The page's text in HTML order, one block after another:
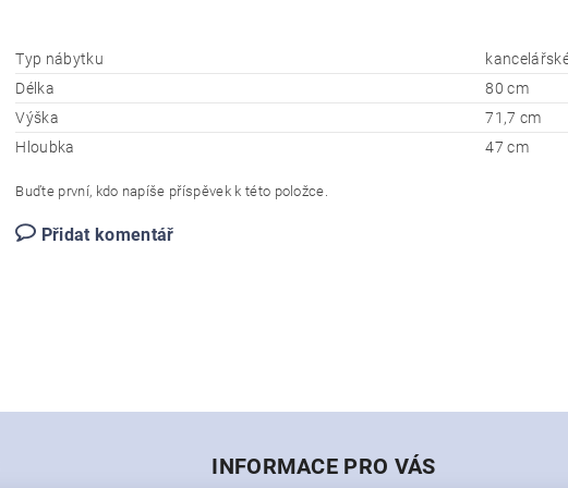
Typ nábytku
Délka
80 cm
Výška
71,7 cm
Hloubka
47 cm
Buďte první, kdo napíše příspěvek k této položce.
Přidat komentář
INFORMACE PRO VÁS